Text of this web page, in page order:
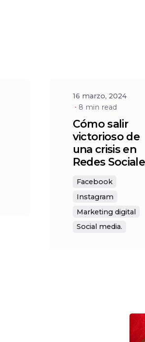
16 marzo, 2024
8 min read
Cómo salir
victorioso de
una crisis en
Redes
Facebook
Instagram
Marketing digital
Social media.